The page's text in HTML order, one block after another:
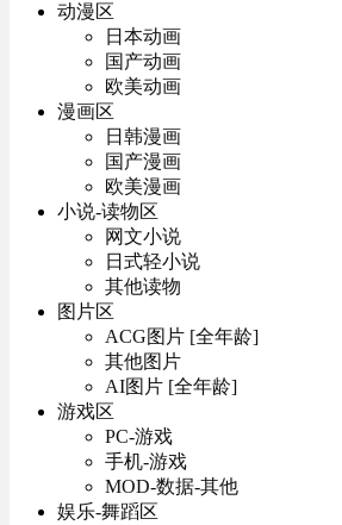
动漫区
日本动画
国产动画
欧美动画
漫画区
日韩漫画
国产漫画
欧美漫画
小说-读物区
网文小说
日式轻小说
其他读物
图片区
ACG图片 [全年龄]
其他图片
AI图片 [全年龄]
游戏区
PC-游戏
手机-游戏
MOD-数据-其他
娱乐-舞蹈区